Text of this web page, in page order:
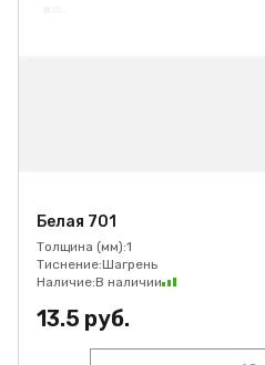
Белая 701
Толщина (мм):1
Тиснение:Шагрень
Наличие:В наличии
13.5 руб.